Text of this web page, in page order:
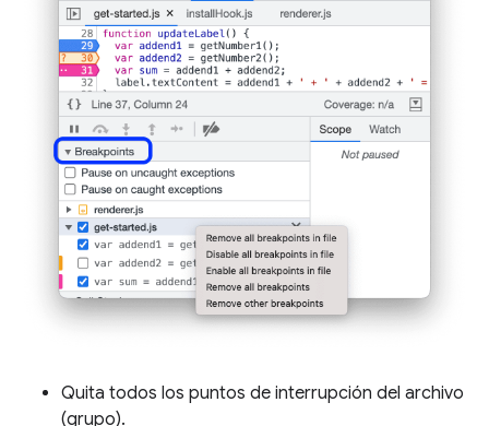
Quita todos los puntos de interrupción del archivo
(grupo).